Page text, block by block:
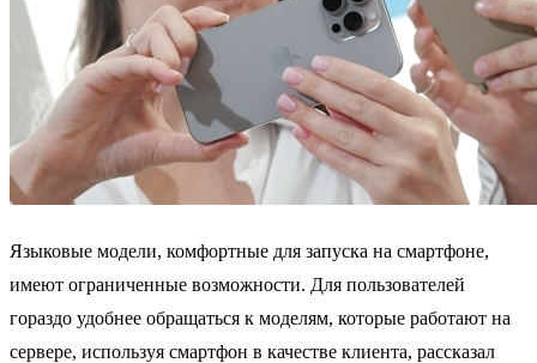
Языковые модели, комфортные для запуска на смартфоне,
имеют ограниченные возможности. Для пользователей
гораздо удобнее обращаться к моделям, которые работают на
сервере, используя смартфон в качестве клиента, рассказал